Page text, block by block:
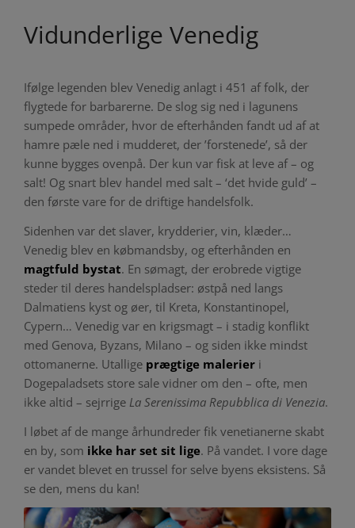
Vidunderlige Venedig
Ifølge legenden blev Venedig anlagt i 451 af folk, der
flygtede for barbarerne. De slog sig ned i lagunens
sumpede områder, hvor de efterhånden fandt ud af at
hamre pæle ned i mudderet, der ’forstenede’, så der
kunne bygges ovenpå. Der kun var fisk at leve af – og
salt! Og snart blev handel med salt – ‘det hvide guld’ –
den første vare for de driftige handelsfolk.
Sidenhen var det slaver, krydderier, vin, klæder…
Venedig blev en købmandsby, og efterhånden en
magtfuld bystat. En sømagt, der erobrede vigtige
steder til deres handelspladser: østpå ned langs
Dalmatiens kyst og øer, til Kreta, Konstantinopel,
Cypern… Venedig var en krigsmagt – i stadig konflikt
med Genova, Byzans, Milano – og siden ikke mindst
ottomanerne. Utallige prægtige malerier i
Dogepaladsets store sale vidner om den – ofte, men
ikke altid – sejrrige La Serenissima Repubblica di Venezia.
I løbet af de mange århundreder fik venetianerne skabt
en by, som ikke har set sit lige. På vandet. I vore dage
er vandet blevet en trussel for selve byens eksistens. Så
se den, mens du kan!